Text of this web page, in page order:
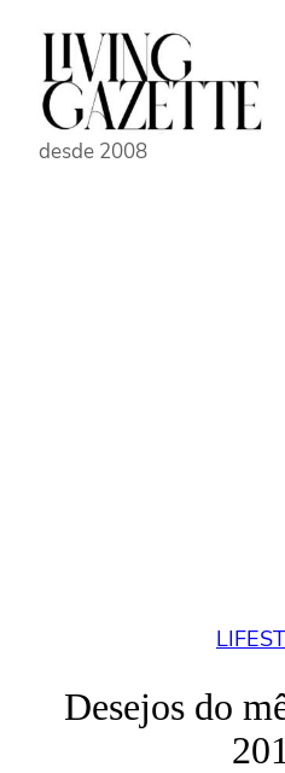
Pular
conteúdo
desde 2008
Desejos do